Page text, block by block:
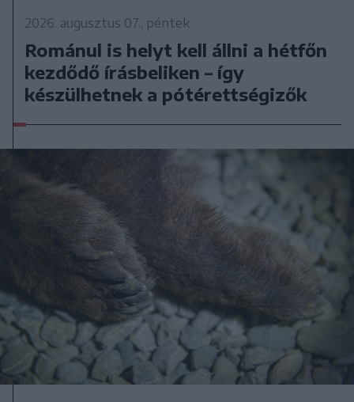
2026. augusztus 07., péntek
Románul is helyt kell állni a hétfőn
kezdődő írásbeliken – így
készülhetnek a pótérettségizők